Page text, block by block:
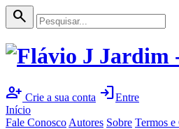
search
person_add Crie a sua conta loginEntre
Início
Fale Conosco Autores Sobre Termos e